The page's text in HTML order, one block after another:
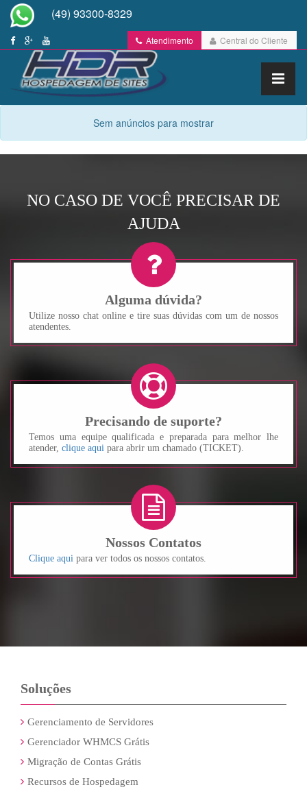
(49) 93300-8329
Central do Cliente
Atendimento
Sem anúncios para mostrar
NO CASO DE VOCÊ PRECISAR DE
AJUDA
Alguma dúvida?
Utilize nosso chat online e tire suas dúvidas com um de nossos
atendentes.
Precisando de suporte?
Temos uma equipe qualificada e preparada para melhor lhe
atender, clique aqui para abrir um chamado (TICKET).
Nossos Contatos
Clique aqui para ver todos os nossos contatos.
Soluções
Gerenciamento de Servidores
Gerenciador WHMCS Grátis
Migração de Contas Grátis
Recursos de Hospedagem